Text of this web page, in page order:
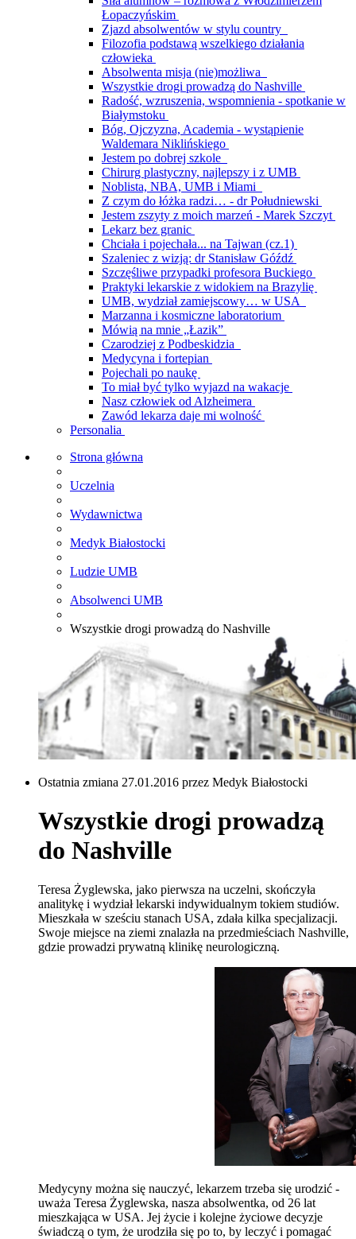
Łopaczyńskim
Zjazd absolwentów w stylu country
Filozofia podstawą wszelkiego działania
człowieka
Absolwenta misja (nie)możliwa
Wszystkie drogi prowadzą do Nashville
Radość, wzruszenia, wspomnienia - spotkanie w
Białymstoku
Bóg, Ojczyzna, Academia - wystąpienie
Waldemara Niklińskiego
Jestem po dobrej szkole
Chirurg plastyczny, najlepszy i z UMB
Noblista, NBA, UMB i Miami
Z czym do łóżka radzi… - dr Południewski
Jestem zszyty z moich marzeń - Marek Szczyt
Lekarz bez granic
Chciała i pojechała... na Tajwan (cz.1)
Szaleniec z wizją: dr Stanisław Góźdź
Szczęśliwe przypadki profesora Buckiego
Praktyki lekarskie z widokiem na Brazylię
UMB, wydział zamiejscowy… w USA
Marzanna i kosmiczne laboratorium
Mówią na mnie „Łazik”
Czarodziej z Podbeskidzia
Medycyna i fortepian
Pojechali po naukę
To miał być tylko wyjazd na wakacje
Nasz człowiek od Alzheimera
Zawód lekarza daje mi wolność
Personalia
Strona główna
Uczelnia
Wydawnictwa
Medyk Białostocki
Ludzie UMB
Absolwenci UMB
Wszystkie drogi prowadzą do Nashville
Ostatnia zmiana 27.01.2016 przez Medyk Białostocki
Wszystkie drogi prowadzą
do Nashville
Teresa Żyglewska, jako pierwsza na uczelni, skończyła
analitykę i wydział lekarski indywidualnym tokiem studiów.
Mieszkała w sześciu stanach USA, zdała kilka specjalizacji.
Swoje miejsce na ziemi znalazła na przedmieściach Nashville,
gdzie prowadzi prywatną klinikę neurologiczną.
Medycyny można się nauczyć, lekarzem trzeba się urodzić -
uważa Teresa Żyglewska, nasza absolwentka, od 26 lat
mieszkająca w USA. Jej życie i kolejne życiowe decyzje
świadczą o tym, że urodziła się po to, by leczyć i pomagać